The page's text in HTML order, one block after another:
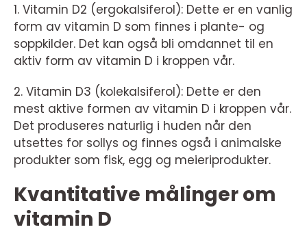
1. Vitamin D2 (ergokalsiferol): Dette er en vanlig
form av vitamin D som finnes i plante- og
soppkilder. Det kan også bli omdannet til en
aktiv form av vitamin D i kroppen vår.
2. Vitamin D3 (kolekalsiferol): Dette er den
mest aktive formen av vitamin D i kroppen vår.
Det produseres naturlig i huden når den
utsettes for sollys og finnes også i animalske
produkter som fisk, egg og meieriprodukter.
Kvantitative målinger om
vitamin D